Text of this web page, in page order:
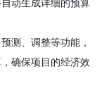
动生成详细的预算
测、调整等功能，
确保项目的经济效